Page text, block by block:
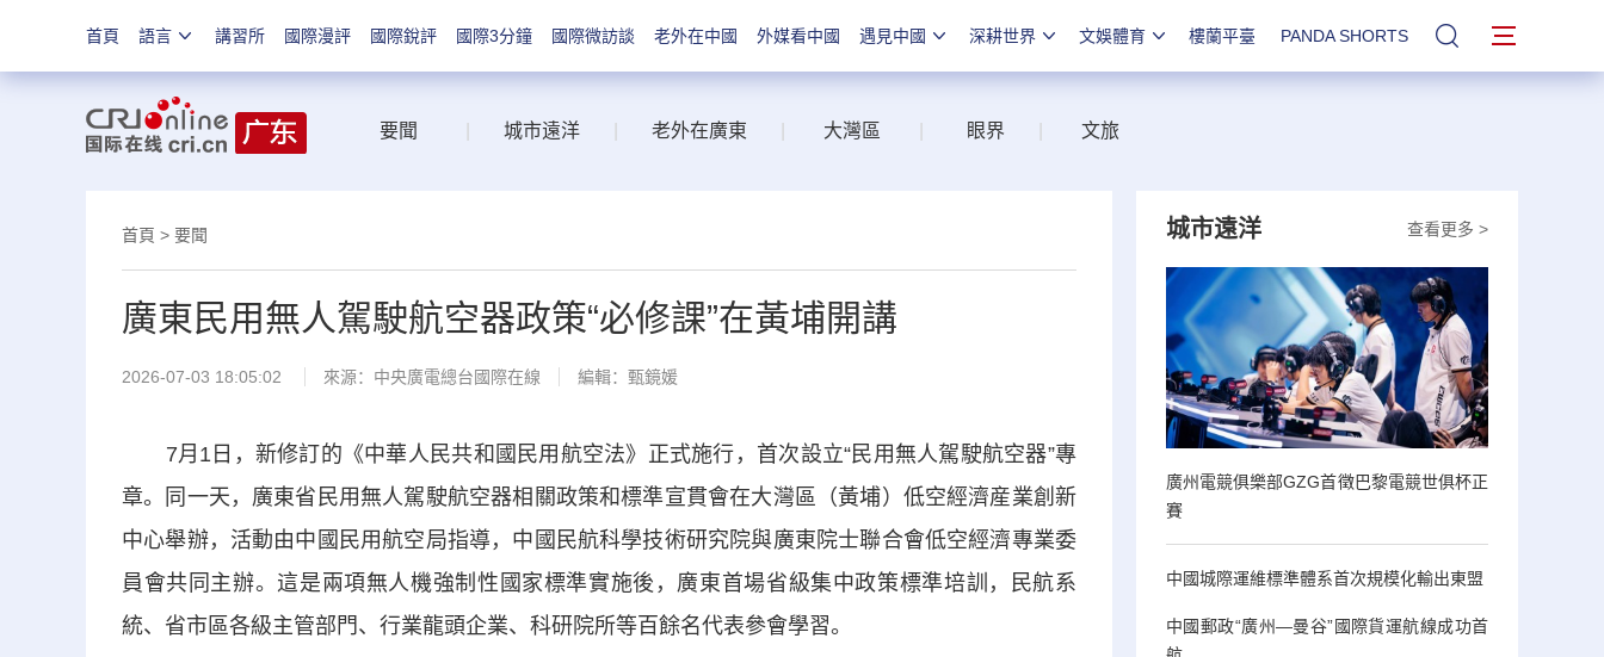
首頁 語言 講習所 國際漫評 國際銳評 國際3分鐘 國際微訪談 老外在中國 外媒看中國 遇見中國 深耕世界 文娛體育 樓蘭平臺 PANDA SHORTS 站內搜索
要聞 城市遠洋 老外在廣東 大灣區 眼界 文旅
首頁 > 要聞
廣東民用無人駕駛航空器政策“必修課”在黃埔開講
2026-07-03 18:05:02 來源：中央廣電總台國際在線 編輯：甄鏡媛
7月1日，新修訂的《中華人民共和國民用航空法》正式施行，首次設立“民用無人駕駛航空器”專
章。同一天，廣東省民用無人駕駛航空器相關政策和標準宣貫會在大灣區（黃埔）低空經濟産業創新
中心舉辦，活動由中國民用航空局指導，中國民航科學技術研究院與廣東院士聯合會低空經濟專業委
員會共同主辦。這是兩項無人機強制性國家標準實施後，廣東首場省級集中政策標準培訓，民航系
統、省市區各級主管部門、行業龍頭企業、科研院所等百餘名代表參會學習。
查看更多 >
城市遠洋
廣州電競俱樂部GZG首徵巴黎電競世俱杯正
賽
中國城際運維標準體系首次規模化輸出東盟
中國郵政“廣州—曼谷”國際貨運航線成功首